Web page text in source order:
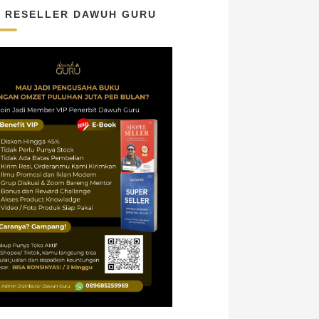
RESELLER DAWUH GURU